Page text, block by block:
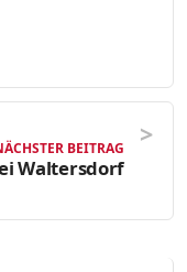
BEITRAG
Waltersdorf